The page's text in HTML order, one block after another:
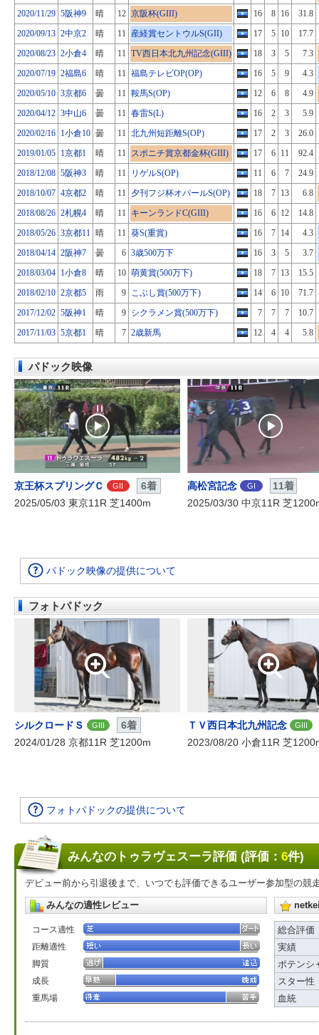
2020/11/29 5阪神9 晴 12 京阪杯(GIII) 16 8 16 31.8
2020/09/13 2中京2 晴 11 産経賞セントウルS(GII) 17 5 10
17.7
2020/08/23 2小倉4 晴 11 TV西日本北九州記念(GIII) 18 3 5
7.3
2020/07/19 2福島6 晴 11 福島テレビOP(OP) 16 5 9
4.3
2020/05/10 3京都6 曇 11 鞍馬S(OP) 12 6 8
4.9
2020/04/12 3中山6 曇 11 春雷S(L) 16 2 3
5.9
2020/02/16 1小倉10 曇 11 北九州短距離S(OP) 17 2 3
26.0
2019/01/05 1京都1 晴 11 スポニチ賞京都金杯(GIII) 17 6 11 92.4
2018/12/08 5阪神3 晴 11 リゲルS(OP) 11 6 7
24.9
2018/10/07 4京都2 晴 11 夕刊フジ杯オパールS(OP) 18 7 13
6.8
2018/08/26 2札幌4 晴 11 キーンランドC(GIII) 16 6 12
14.8
2018/05/26 3京都11 晴 11 葵S(重賞) 16 7 14
4.3
2018/04/14 2阪神7 曇 6 3歳500万下 16 3 5
3.7
2018/03/04 1小倉8 晴 10 萌黄賞(500万下) 18 7 13
15.5
2018/02/10 2京都5 雨 9 こぶし賞(500万下) 14 6 10 71.7
2017/12/02 5阪神1 晴 9 シクラメン賞(500万下) 7 7 7
10.7
2017/11/03 5京都1 晴 7 2歳新馬 12 4 4 5.8
パドック映像
京王杯スプリングＣ GII
6着
2025/05/03 東京11R 芝1400m
高松宮記念 GI
11着
2025/03/30 中京11R 芝
パドック映像の提供について
フォトパドック
シルクロードＳ GIII
6着
2024/01/28 京都11R 芝1200m
ＴＶ西日本北九州記念 GIII
2023/08/20 小倉11R 芝
フォトパドックの提供について
みんなのトゥラヴェスーラ評価 (評価： 6件)
デビュー前から引退後まで、いつでも評価できるユーザー参加型の競
みんなの適性レビュー
コース適性
距離適性
脚質
成長
重馬場
総合評価
実績
ポテンシ
スター性
血統